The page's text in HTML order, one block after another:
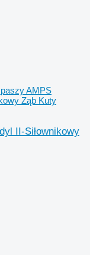
AMPS
Ząb Kuty
II-Siłownikowy